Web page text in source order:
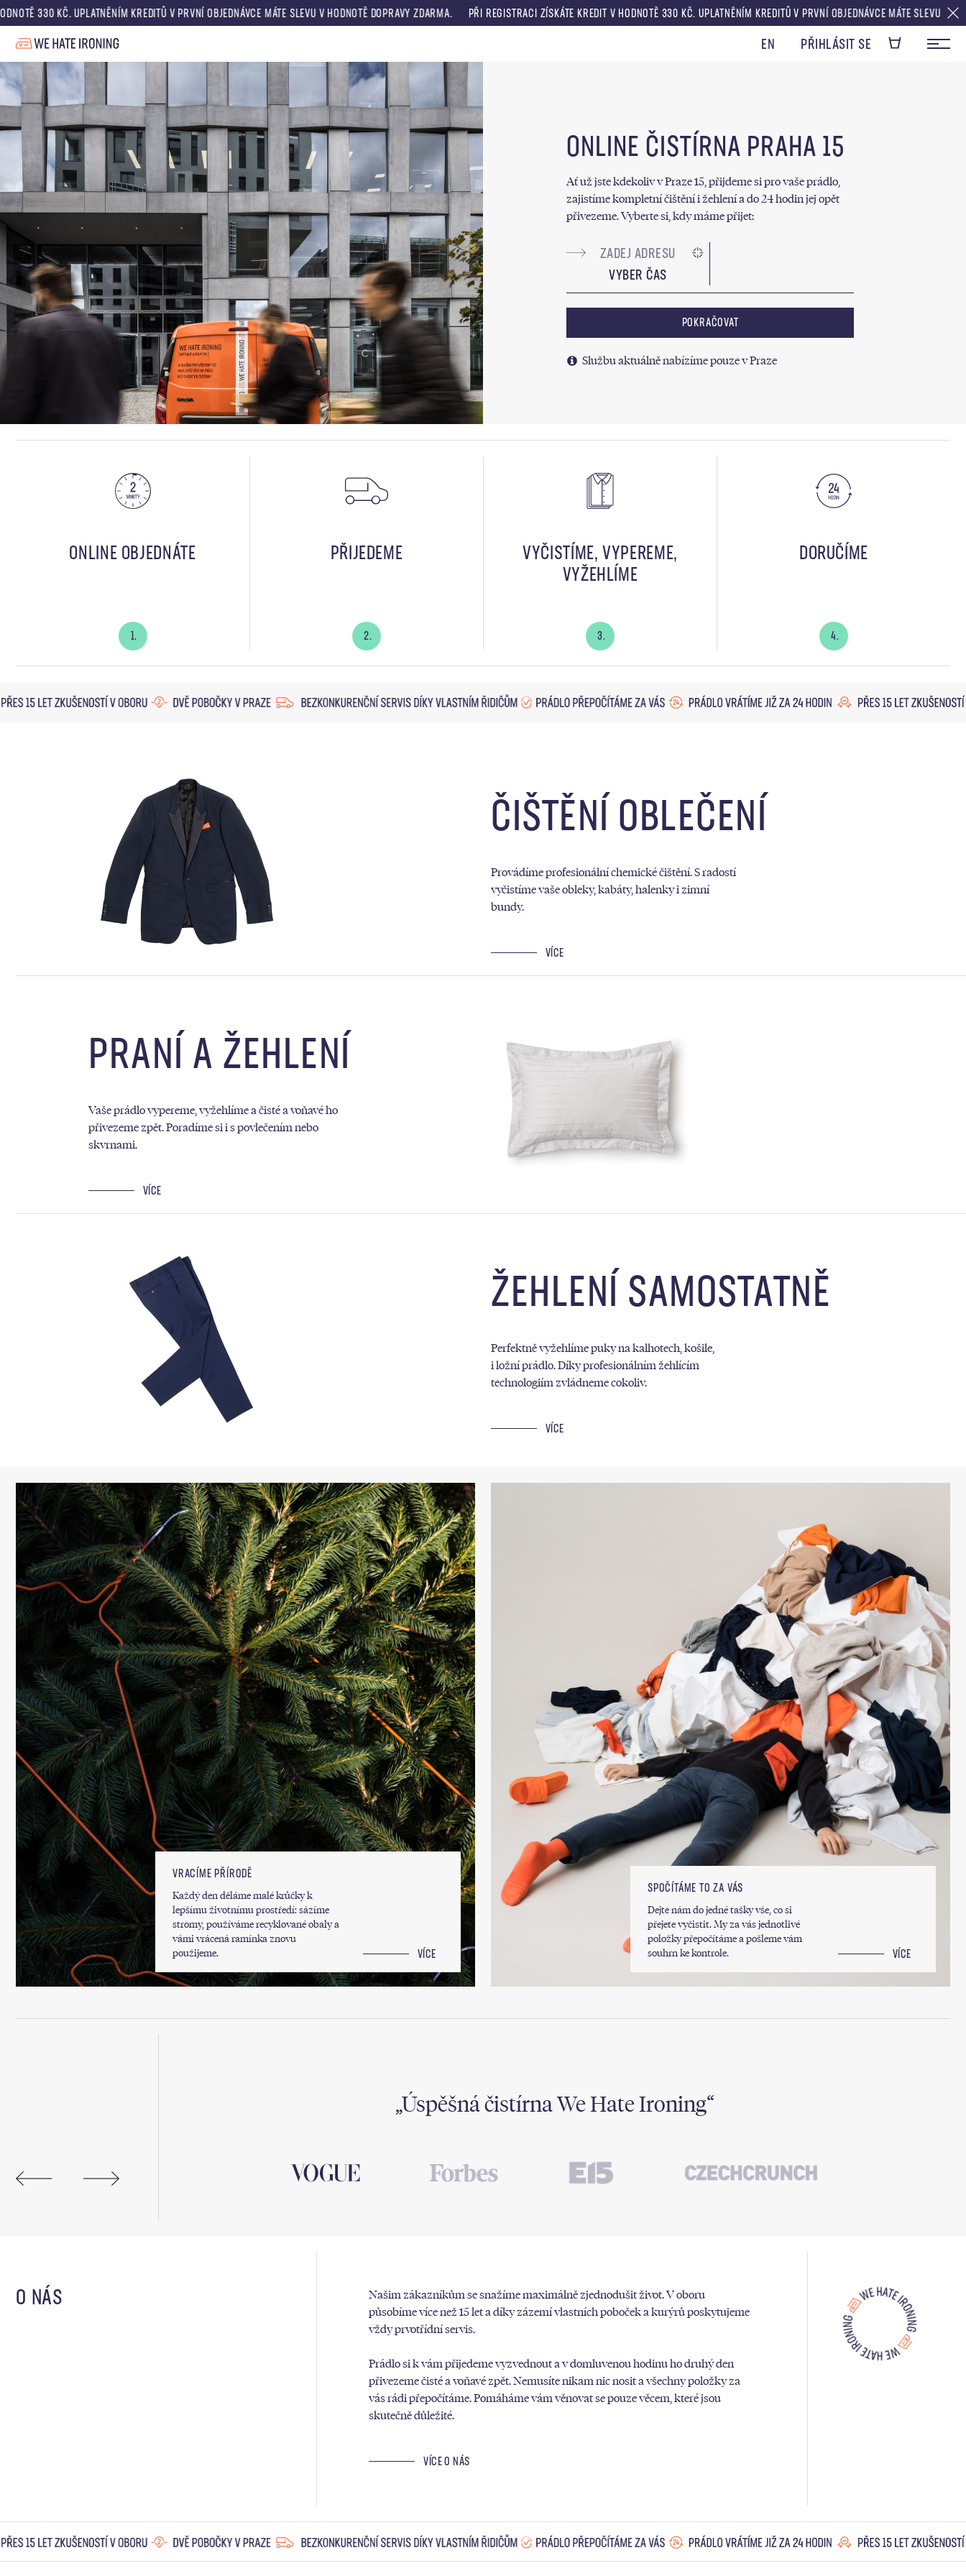
UPLATNĚNÍM KREDITŮ V PRVNÍ OBJEDNÁVCE MÁTE SLEVU V HODNOTĚ DOPRAVY ZDARMA. PŘI REGISTRACI ZÍSKÁTE KREDIT V HODNOTĚ 330 KČ. UPLATNĚNÍM KREDITŮ V PRVNÍ OBJEDNÁVCE MÁTE SLEVU V HODNOTĚ
EN PŘIHLÁSIT SE
ONLINE ČISTÍRNA PRAHA 15
Ať už jste kdekoliv v Praze 15, přijdeme si pro vaše prádlo,
zajistíme kompletní čištění i žehlení a do 24 hodin jej opět
přivezeme. Vyberte si, kdy máme přijet:
VYBER ČAS
POKRAČOVAT
Službu aktuálně nabízíme pouze v Praze
ONLINE OBJEDNÁTE
1.
PŘIJEDEME
2.
VYČISTÍME, VYPEREME,
VYŽEHLÍME
3.
DORUČÍME
4.
ČIŠTĚNÍ OBLEČENÍ
Provádíme profesionální chemické čištění. S radostí
vyčistíme vaše obleky, kabáty, halenky i zimní
bundy.
VÍCE
PRANÍ A ŽEHLENÍ
Vaše prádlo vypereme, vyžehlíme a čisté a voňavé ho
přivezeme zpět. Poradíme si i s povlečením nebo
skvrnami.
VÍCE
ŽEHLENÍ SAMOSTATNĚ
Perfektně vyžehlíme puky na kalhotech, košile,
i ložní prádlo. Díky profesionálním žehlícím
technologiím zvládneme cokoliv.
VÍCE
VRACÍME PŘÍRODĚ
Každý den děláme malé krůčky k
lepšímu životnímu prostředí: sázíme
stromy, používáme recyklované obaly a
vámi vrácená ramínka znovu
použijeme.
VÍCE
SPOČÍTÁME TO ZA VÁS
Dejte nám do jedné tašky vše, co si
přejete vyčistit. My za vás jednotlivé
položky přepočítáme a pošleme vám
souhrn ke kontrole.
VÍCE
Úspěšná čistírna We Hate Ironing
O NÁS
Našim zákazníkům se snažíme maximálně zjednodušit život. V oboru
působíme více než 15 let a díky zázemí vlastních poboček a kurýrů poskytujeme
vždy prvotřídní servis.
Prádlo si k vám přijedeme vyzvednout a v domluvenou hodinu ho druhý den
přivezeme čisté a voňavé zpět. Nemusíte nikam nic nosit a všechny položky za
vás rádi přepočítáme. Pomáháme vám věnovat se pouze věcem, které jsou
skutečně důležité.
VÍCE O NÁS